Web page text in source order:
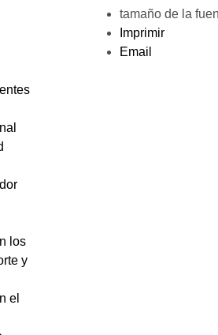
los
y
el
tamaño de la
Imprimir
Email